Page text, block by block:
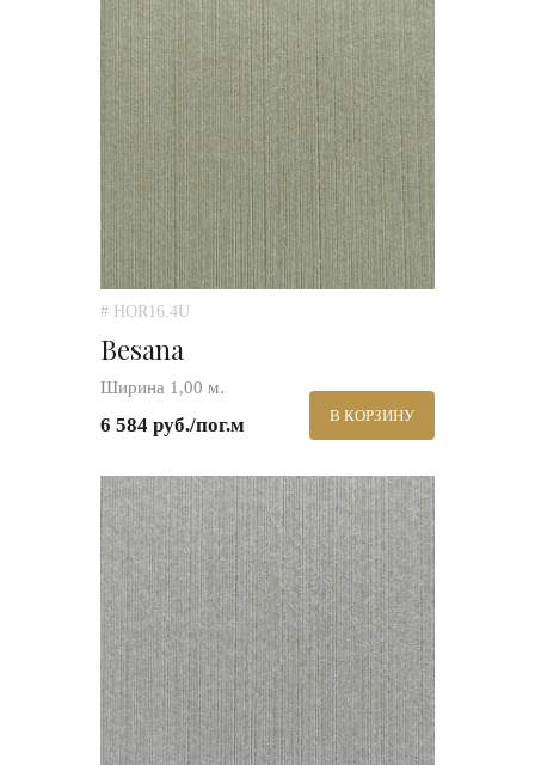
# HOR16.4U
Besana
Ширина 1,00 м.
6 584 руб./пог.м В КОРЗИНУ